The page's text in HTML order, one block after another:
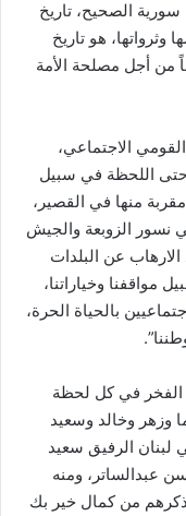
سورية الصحيح، تاريخ
هو تاريخ
من أجل مصلحة الأمة
الاجتماعي،
اللحظة في سبيل
منها في القصير،
الزوبعة والجيش
عن البلدات
مواقفنا وخياراتنا،
بالحياة الحرة،
الفخر في كل لحظة
وزهر وخالد وسعيد
لبنان الرفيق سعيد
عبدالساتر، ومنه
من كمال خير بك